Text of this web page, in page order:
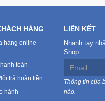
HÀNG
hàng online
toán
trả hoàn tiền
hành
LIÊN KẾT
Nhanh tay
Shop
Thông tin của
nào.